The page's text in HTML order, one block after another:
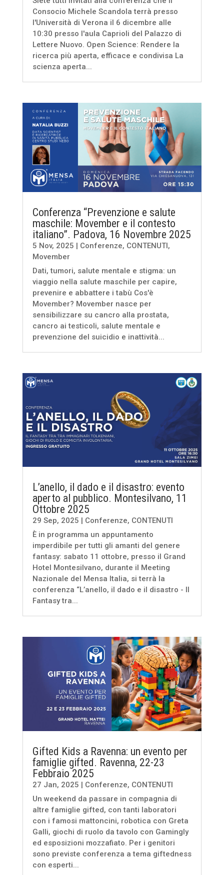
Consocio Michele Scandola terrà presso
l'Università di Verona il 6 dicembre alle
10:30 presso l'aula Caprioli del Palazzo di
Lettere Nuovo. Open Science: Rendere la
ricerca più aperta, efficace e condivisa La
scienza aperta...
Conferenza “Prevenzione e salute
maschile: Movember e il contesto
italiano”. Padova, 16 Novembre 2025
5 Nov, 2025 | Conferenze, CONTENUTI,
Movember
Dati, tumori, salute mentale e stigma: un
viaggio nella salute maschile per capire,
prevenire e abbattere i tabù Cos'è
Movember? Movember nasce per
sensibilizzare su cancro alla prostata,
cancro ai testicoli, salute mentale e
prevenzione del suicidio e inattività...
L’anello, il dado e il disastro: evento
aperto al pubblico. Montesilvano, 11
Ottobre 2025
29 Sep, 2025 | Conferenze, CONTENUTI
È in programma un appuntamento
imperdibile per tutti gli amanti del genere
fantasy: sabato 11 ottobre, presso il Grand
Hotel Montesilvano, durante il Meeting
Nazionale del Mensa Italia, si terrà la
conferenza “L’anello, il dado e il disastro - Il
Fantasy tra...
Gifted Kids a Ravenna: un evento per
famiglie gifted. Ravenna, 22-23
Febbraio 2025
27 Jan, 2025 | Conferenze, CONTENUTI
Un weekend da passare in compagnia di
altre famiglie gifted, con tanti laboratori
con i famosi mattoncini, robotica con Greta
Galli, giochi di ruolo da tavolo con Gamingly
ed esposizioni mozzafiato. Per i genitori
sono previste conferenza a tema giftedness
con esperti...